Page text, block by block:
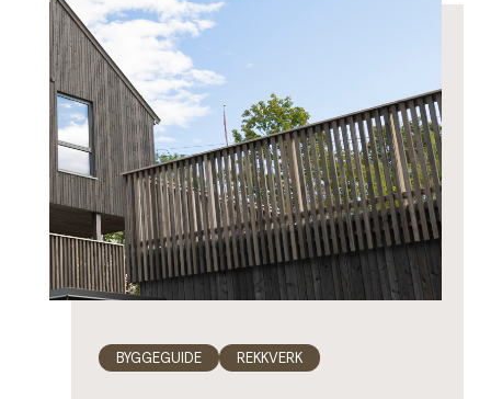
BYGGEGUIDE REKKVERK